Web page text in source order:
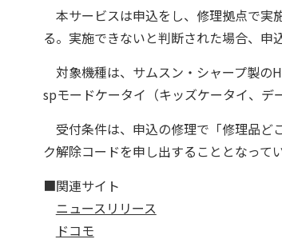
本サービスは申込をし、修理拠点で実
る。実施できないと判断された場合、申
対象機種は、サムスン・シャープ製の
spモードケータイ（キッズケータイ、デ
受付条件は、申込の修理で「修理品ど
ク解除コードを申し出することとなってい
■関連サイト
ニュースリリース
ドコモ